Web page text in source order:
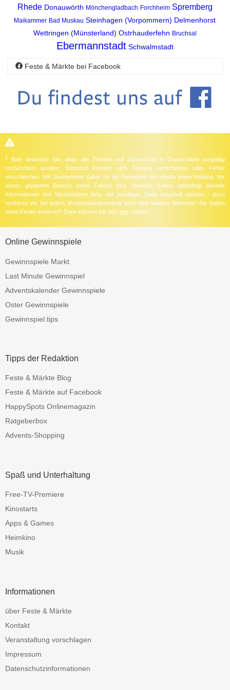
Rhede Donauwörth Mönchengladbach Forchheim Spremberg
Maikammer Bad Muskau Steinhagen (Vorpommern) Delmenhorst
Wettringen (Münsterland) Ostrhauderfehn Bruchsal
Ebermannstadt Schwalmstadt
Feste & Märkte bei Facebook
1 Bitte beachten Sie, dass alle Termine auf Jahrmärkte in Deutschland sorgfältig
recherchiert wurden. Dennoch können sich Termine verschieben oder Fehler
einschleichen. Wir übernehmen daher für die Richtigkeit der Inhalte keine Haftung. Vor
einem geplanten Besuch eines Festes bzw. Marktes sollten unbedingt aktuelle
Informationen des Veranstalters bzw. der jeweiligen Stadt eingeholt werden - dazu
verlinken wir bei jedem Veranstaltungseintrag auch eine weitere Webseite. Sie haben
einen Fehler entdeckt? Dann können Sie dies hier melden.
Online Gewinnspiele
Gewinnspiele Markt
Last Minute Gewinnspiel
Adventskalender Gewinnspiele
Oster Gewinnspiele
Gewinnspiel.tips
Tipps der Redaktion
Feste & Märkte Blog
Feste & Märkte auf Facebook
HappySpots Onlinemagazin
Ratgeberbox
Advents-Shopping
Spaß und Unterhaltung
Free-TV-Premiere
Kinostarts
Apps & Games
Heimkino
Musik
Informationen
über Feste & Märkte
Kontakt
Veranstaltung vorschlagen
Impressum
Datenschutzinformationen